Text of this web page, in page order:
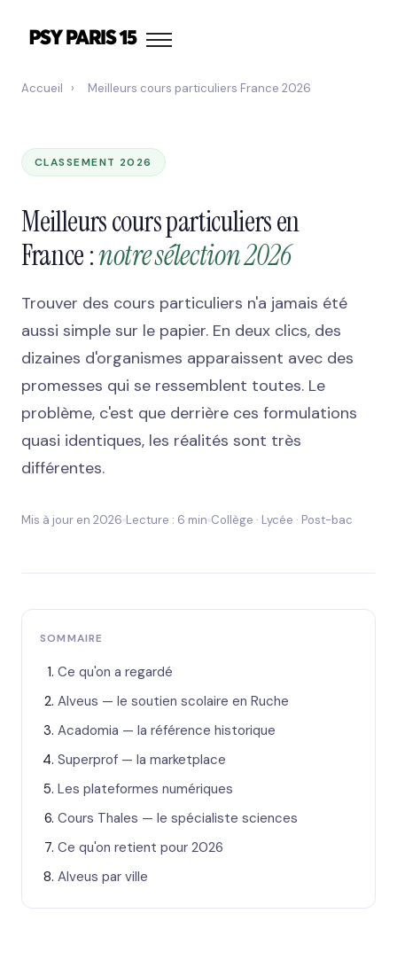
Accueil › Meilleurs cours particuliers France 2026
CLASSEMENT 2026
Meilleurs cours particuliers en
France :notre sélection 2026
Trouver des cours particuliers n'a jamais été
aussi simple sur le papier. En deux clics, des
dizaines d'organismes apparaissent avec des
promesses qui se ressemblent toutes. Le
problème, c'est que derrière ces formulations
quasi identiques, les réalités sont très
différentes.
Mis à jour en 2026 Lecture : 6 min Collège · Lycée · Post-bac
SOMMAIRE
Ce qu'on a regardé
Alveus — le soutien scolaire en Ruche
Acadomia — la référence historique
Superprof — la marketplace
Les plateformes numériques
Cours Thales — le spécialiste sciences
Ce qu'on retient pour 2026
Alveus par ville